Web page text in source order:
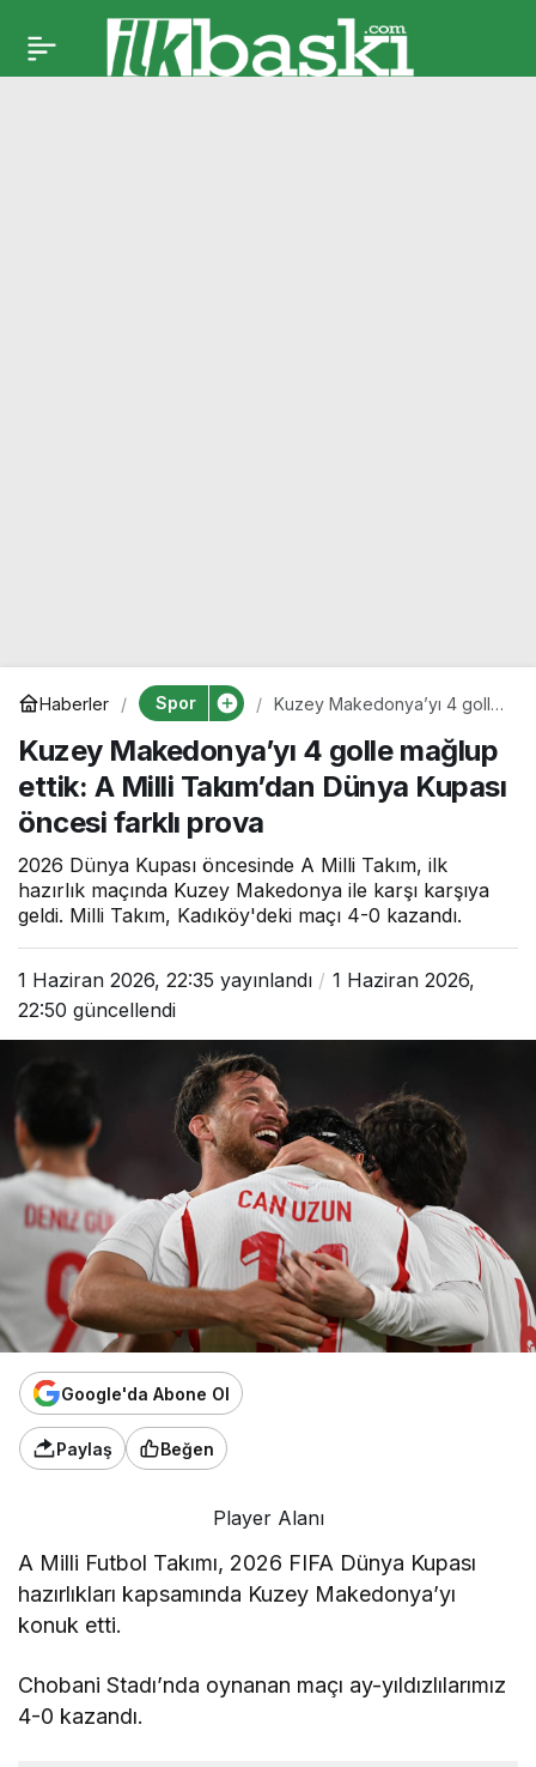
Haberler Spor
Kuzey Makedonya’yı 4 golle
Takım’dan Dünya Kupası
öncesi farklı prova
Kuzey Makedonya’yı 4 golle mağlup
ettik: A Milli Takım’dan Dünya Kupası
öncesi farklı prova
2026 Dünya Kupası öncesinde A Milli Takım, ilk
hazırlık maçında Kuzey Makedonya ile karşı karşıya
geldi. Milli Takım, Kadıköy'deki maçı 4-0 kazandı.
1 Haziran 2026, 22:35 yayınlandı
1 Haziran 2026,
22:50 güncellendi
Google'da Abone Ol
Paylaş Beğen
Player Alanı
A Milli Futbol Takımı, 2026 FIFA Dünya Kupası
hazırlıkları kapsamında Kuzey Makedonya’yı
konuk etti.
Chobani Stadı’nda oynanan maçı ay-yıldızlılarımız
4-0 kazandı.
A Milli Takım’da